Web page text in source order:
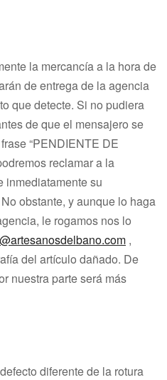
la mercancía a la hora de
de entrega de la agencia
que detecte. Si no pudiera
de que el mensajero se
“PENDIENTE DE
reclamar a la
inmediatamente su
obstante, y aunque lo haga
le rogamos nos lo
,
del artículo dañado. De
nuestra parte será más
diferente de la rotura